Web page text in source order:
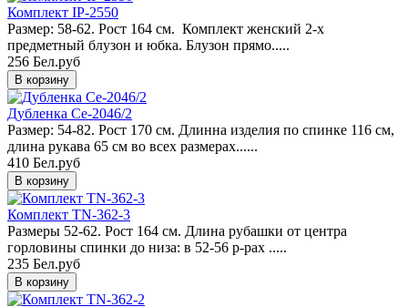
Комплект IP-2550
Размер: 58-62. Рост 164 см. Комплект женский 2-х
предметный блузон и юбка. Блузон прямо.....
256 Бел.руб
Дубленка Ce-2046/2
Размер: 54-82. Рост 170 см. Длинна изделия по спинке 116 см,
длина рукава 65 см во всех размерах......
410 Бел.руб
Комплект TN-362-3
Размеры 52-62. Рост 164 см. Длина рубашки от центра
горловины спинки до низа: в 52-56 р-рах .....
235 Бел.руб